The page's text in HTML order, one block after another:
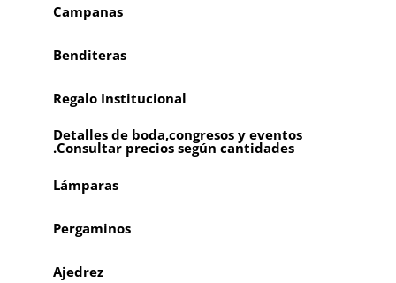
Campanas
Benditeras
Regalo Institucional
Detalles de boda,congresos y eventos
.Consultar precios según cantidades
Lámparas
Pergaminos
Ajedrez